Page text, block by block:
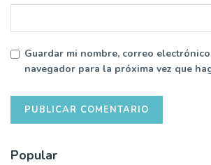
Guardar mi nombre, correo
navegador para la próxima vez que
Popular